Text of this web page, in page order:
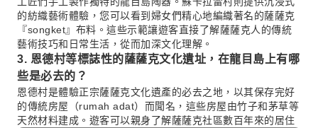
的紡織藝術體驗，您可以看到婦女們精心地編織著名的薩薩克
『songket』布料。這些示範讓遊客直接了解薩薩克人的傳統
藝術技巧和日常生活，從而加深文化理解。
3. 恩德村等標誌性的薩薩克文化遺址，在龍目島上有哪
些是必去的？
恩德村是體驗正宗薩薩克文化遺產的必去之地，以其保存完好
的傳統房屋（rumah adat）而聞名，這些房屋由竹子和茅草等
天然材料建成。遊客可以親身了解薩薩克社區數百年來的居住